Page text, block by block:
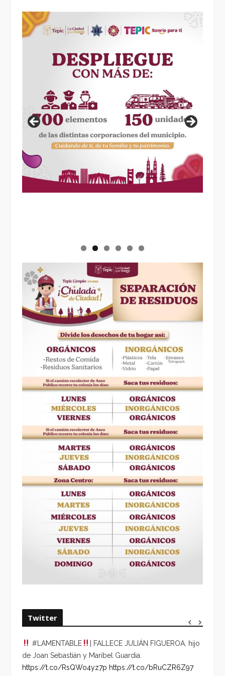
Twitter
#LAMENTABLE
| FALLECE JULIÁN FIGUEROA, hijo
de Joan Sebastián y Maribel Guardia.
https://t.co/RsQWo4yz7p https://t.co/bRuCZR6Z97